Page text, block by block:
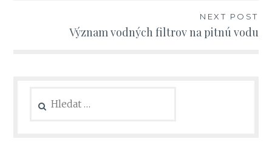
NEXT POST
Význam vodných filtrov na pitnú vodu